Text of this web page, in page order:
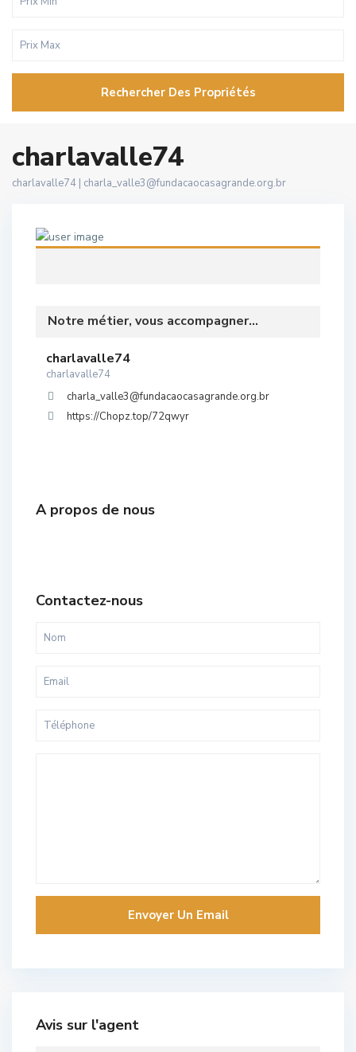
Rechercher Des Propriétés
charlavalle74
charlavalle74 | charla_valle3@fundacaocasagrande.org.br
Notre métier, vous accompagner...
charlavalle74
charlavalle74
charla_valle3@fundacaocasagrande.org.br
https://Chopz.top/72qwyr
A propos de nous
Contactez-nous
Avis sur l'agent